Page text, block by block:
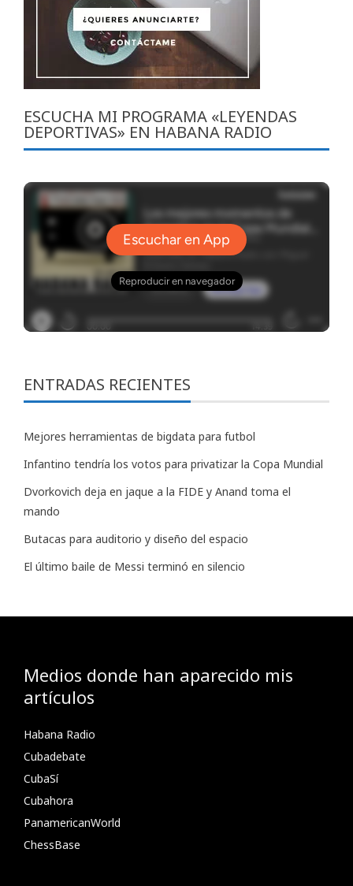
ESCUCHA MI PROGRAMA «LEYENDAS
DEPORTIVAS» EN HABANA RADIO
ENTRADAS RECIENTES
Mejores herramientas de bigdata para futbol
Infantino tendría los votos para privatizar la Copa Mundial
Dvorkovich deja en jaque a la FIDE y Anand toma el
mando
Butacas para auditorio y diseño del espacio
El último baile de Messi terminó en silencio
Medios donde han aparecido mis
artículos
Habana Radio
Cubadebate
CubaSí
Cubahora
PanamericanWorld
ChessBase